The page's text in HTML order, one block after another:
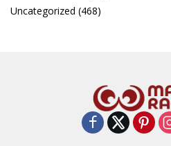
Uncategorized (468)